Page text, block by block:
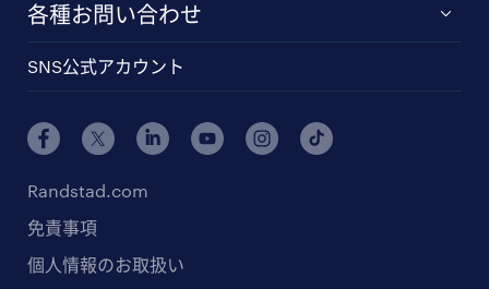
各種お問い合わせ
SNS公式アカウント
Randstad.com
免責事項
個人情報のお取扱い